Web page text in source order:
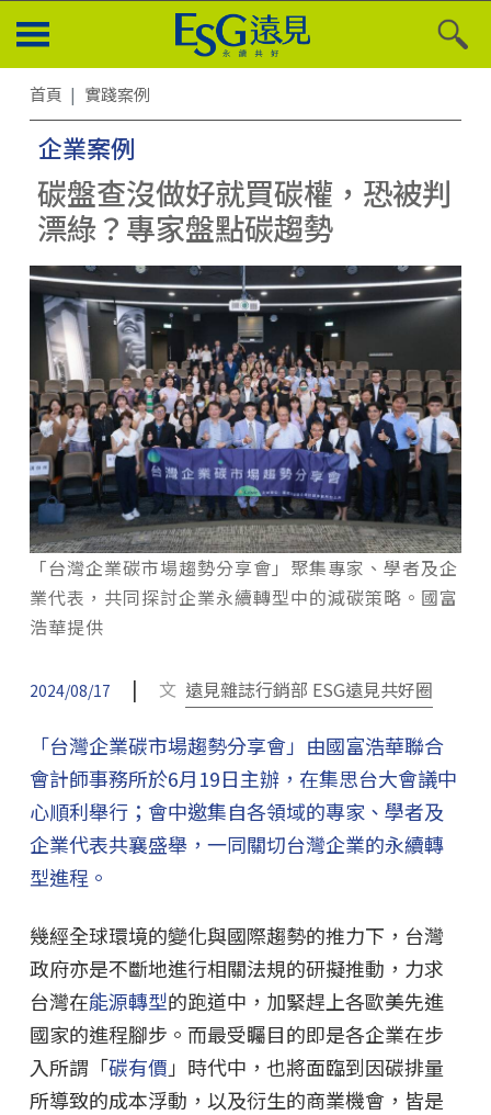
首頁 實踐案例
企業案例
碳盤查沒做好就買碳權，恐被判
漂綠？專家盤點碳趨勢
「台灣企業碳市場趨勢分享會」聚集專家、學者及企
業代表，共同探討企業永續轉型中的減碳策略。國富
浩華提供
2024/08/17 | 文 遠見雜誌行銷部 ESG遠見共好圈
「台灣企業碳市場趨勢分享會」由國富浩華聯合
會計師事務所於6月19日主辦，在集思台大會議中
心順利舉行；會中邀集自各領域的專家、學者及
企業代表共襄盛舉，一同關切台灣企業的永續轉
型進程。
幾經全球環境的變化與國際趨勢的推力下，台灣
政府亦是不斷地進行相關法規的研擬推動，力求
台灣在能源轉型的跑道中，加緊趕上各歐美先進
國家的進程腳步。而最受矚目的即是各企業在步
入所謂「碳有價 」時代中，也將面臨到因碳排量
所導致的成本浮動，以及衍生的商業機會，皆是